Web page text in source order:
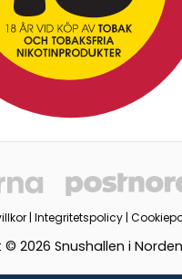
| Integritetspolicy |
2026 Snushallen i